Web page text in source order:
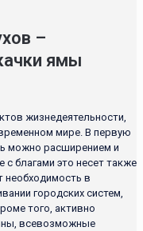
–
ямы
жизнедеятельности,
мире. В первую
можно расширением и
благами это несет также
необходимость в
городских систем,
того, активно
всевозможные